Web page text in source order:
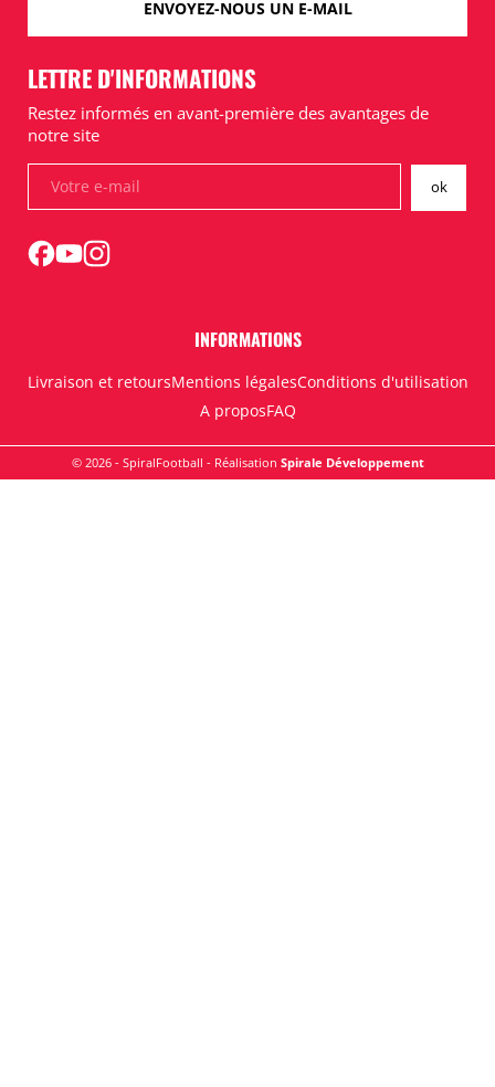
ENVOYEZ-NOUS UN E-MAIL
INFORMATIONS
Livraison et retoursMentions légalesConditions d'utilisation
A proposFAQ
LETTRE D'INFORMATIONS
Restez informés en avant-première des avantages de
notre site
© 2026 - SpiralFootball - Réalisation Spirale Développement